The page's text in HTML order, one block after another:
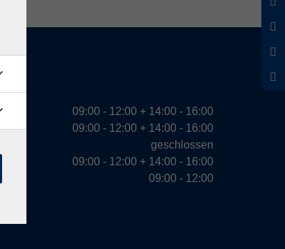
09:00 - 12:00 + 14:00 - 16:00
09:00 - 12:00 + 14:00 - 16:00
geschlossen
09:00 - 12:00 + 14:00 - 16:00
09:00 - 12:00